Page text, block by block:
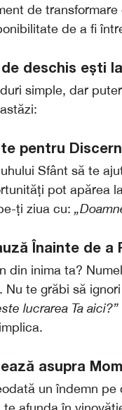
de
de a fi
deschis ești
simple, dar
te pentru
Sfânt să te
pot apărea
ți ziua cu:
Înainte de a
din inima ta?
Nu te grăbi să
lucrarea Ta aici?”
asupra
un îndemn